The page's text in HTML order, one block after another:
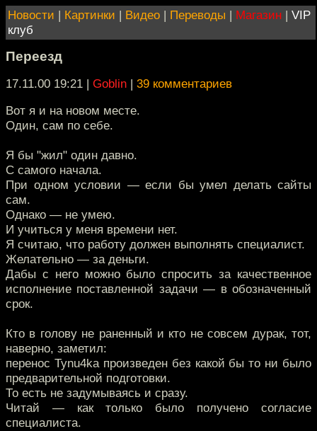
Новости | Картинки | Видео | Переводы | Магазин | VIP
клуб
Переезд
17.11.00 19:21 | Goblin | 39 комментариев
Вот я и на новом месте.
Один, сам по себе.
Я бы "жил" один давно.
С самого начала.
При одном условии — если бы умел делать сайты
сам.
Однако — не умею.
И учиться у меня времени нет.
Я считаю, что работу должен выполнять специалист.
Желательно — за деньги.
Дабы с него можно было спросить за качественное
исполнение поставленной задачи — в обозначенный
срок.
Кто в голову не раненный и кто не совсем дурак, тот,
наверно, заметил:
перенос Tynu4ka произведен без какой бы то ни было
предварительной подготовки.
То есть не задумываясь и сразу.
Читай — как только было получено согласие
специалиста.